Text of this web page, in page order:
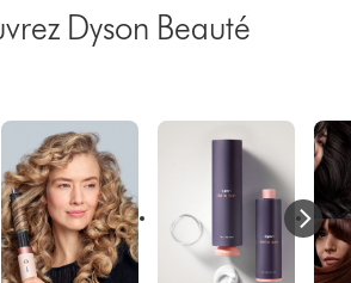
Dyson Beauté